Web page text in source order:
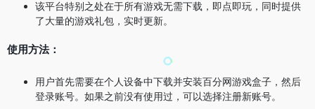
该平台特别之处在于所有游戏无需下载，即点即玩，同时提供
了大量的游戏礼包，实时更新。
使用方法：
用户首先需要在个人设备中下载并安装百分网游戏盒子，然后
登录账号。如果之前没有使用过，可以选择注册新账号。